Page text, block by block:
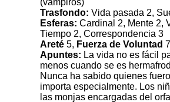
(vampiros)
Trasfondo: Vida pasada 2,
Esferas: Cardinal 2, Mente 2,
Tiempo 2, Correspondencia 3
Areté 5, Fuerza de Voluntad
Apuntes: La vida no es fácil
menos cuando se es
Nunca ha sabido quienes
importa especialmente. Los
las monjas encargadas del